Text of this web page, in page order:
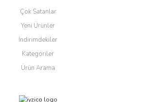
Çok Satanlar
Yeni Ürünler
İndirimdekiler
Kategoriler
Ürün Arama